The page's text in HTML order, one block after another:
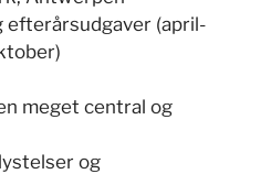
efterårsudgaver (april-
meget central og
og